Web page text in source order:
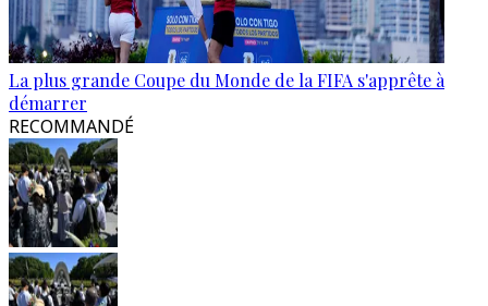
La plus grande Coupe du Monde de la FIFA s'apprête à
démarrer
RECOMMANDÉ